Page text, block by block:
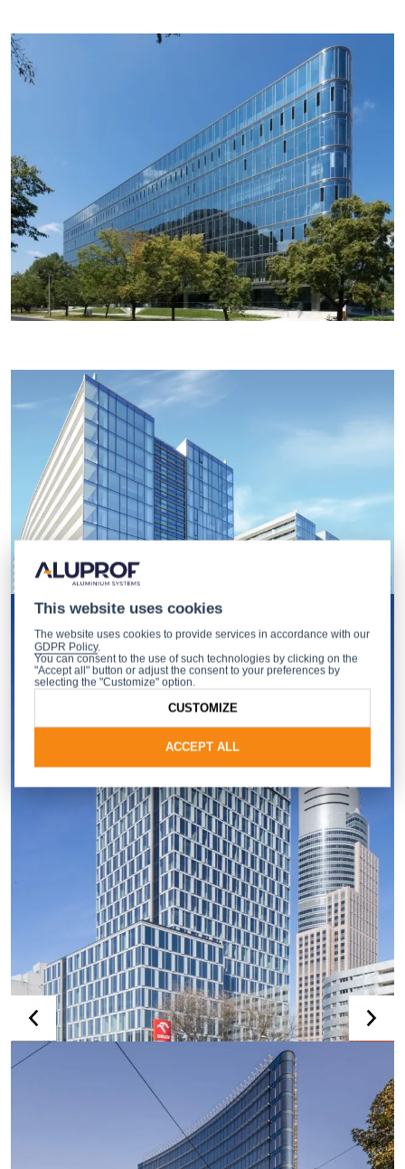
This website uses cookies
The website uses cookies to provide services in accordance with our
GDPR Policy.
You can consent to the use of such technologies by clicking on the
"Accept all" button or adjust the consent to your preferences by
selecting the "Customize" option.
ACCEPT ALL
CUSTOMIZE